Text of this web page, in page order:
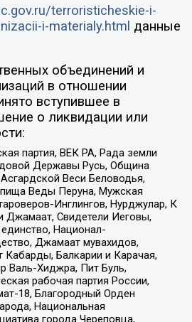
terroristicheskie-i-
i-materialy.html данные
объединений и
в отношении
вступившее в
о ликвидации или
партия, ВЕК РА, Рада земли
Державы Русь, Община
Веси Беловодья,
Веды Перуна, Мужская
Инглингов, Нурджулар, К
Джамаат, Свидетели Иеговы,
Национал-
Джамаат мувахидов,
Балкарии и Карачая,
Валь-Хиджра, Пит Буль,
рабочая партия России,
18, Благородный Орден
Национальная
города Череповца,